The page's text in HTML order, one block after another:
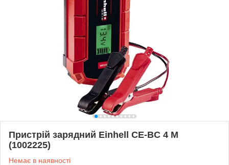
Пристрій зарядний Einhell CE-BC 4 M
(1002225)
Немає в наявності